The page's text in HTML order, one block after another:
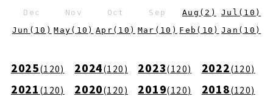
Dec Nov Oct Sep Aug ( 2 ) Jul ( 10 )
Jun ( 10 ) May ( 10 ) Apr ( 10 ) Mar ( 10 ) Feb ( 10 ) Jan ( 10 )
2025(120) 2024(120 ) 2023(120) 2022(120)
2021 (120) 2020(120 ) 2019(120) 2018(120)